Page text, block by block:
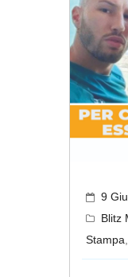
9
Blitz
Stampa,